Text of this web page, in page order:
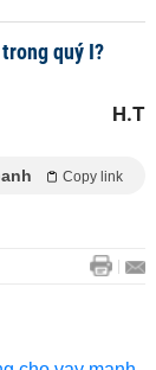
quý I?
H.T
Copy link